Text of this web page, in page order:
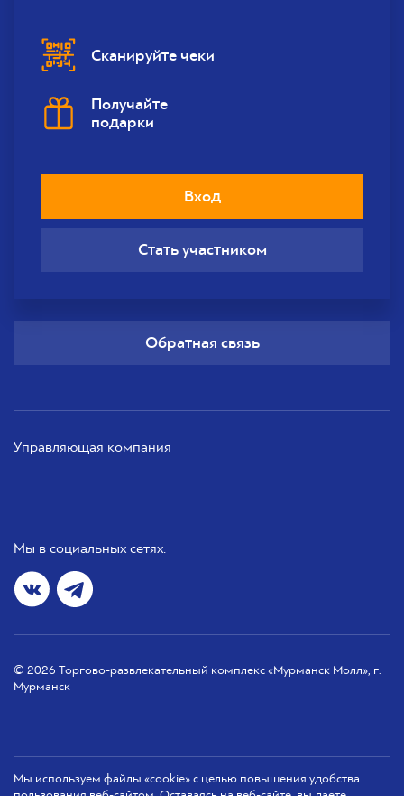
Сканируйте чеки
Получайте
подарки
Вход
Стать участником
Обратная связь
Управляющая компания
Мы в социальных сетях:
© 2026 Торгово-развлекательный комплекс «Мурманск Молл», г.
Мурманск
Мы используем файлы «cookie» с целью повышения удобства